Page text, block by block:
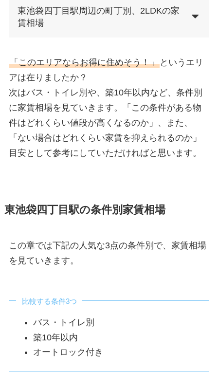
東池袋四丁目駅周辺の町丁別、2LDKの家
賃相場
「このエリアならお得に住めそう！」というエリ
アは在りましたか？
次はバス・トイレ別や、築10年以内など、条件別
に家賃相場を見ていきます。「この条件がある物
件はどれくらい値段が高くなるのか」、また、
「ない場合はどれくらい家賃を抑えられるのか」
目安として参考にしていただければと思います。
東池袋四丁目駅の条件別家賃相場
この章では下記の人気な3点の条件別で、家賃相場
を見ていきます。
比較する条件3つ
バス・トイレ別
築10年以内
オートロック付き